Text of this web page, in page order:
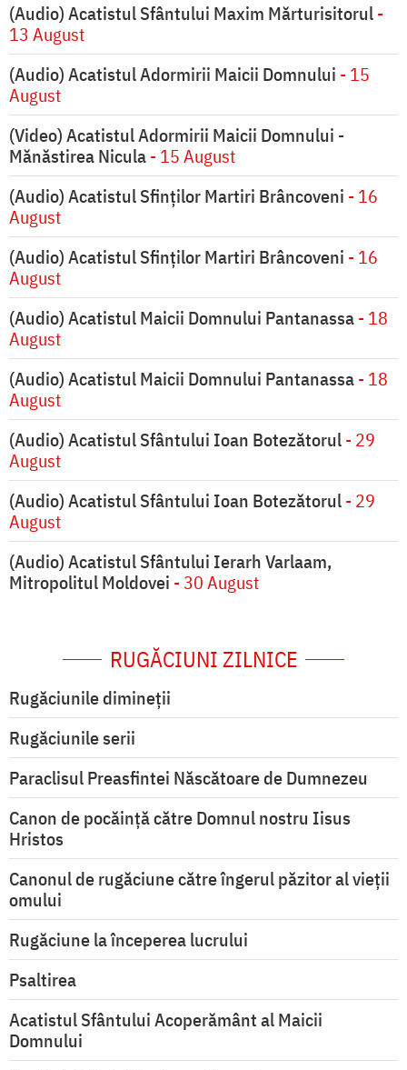
(Audio) Acatistul Sfântului Maxim Mărturisitorul-
13 August
(Audio) Acatistul Adormirii Maicii Domnului - 15
August
(Video) Acatistul Adormirii Maicii Domnului -
Mănăstirea Nicula- 15 August
(Audio) Acatistul Sfinților Martiri Brâncoveni - 16
August
(Audio) Acatistul Sfinților Martiri Brâncoveni - 16
August
(Audio) Acatistul Maicii Domnului Pantanassa- 18
August
(Audio) Acatistul Maicii Domnului Pantanassa- 18
August
(Audio) Acatistul Sfântului Ioan Botezătorul- 29
August
(Audio) Acatistul Sfântului Ioan Botezătorul- 29
August
(Audio) Acatistul Sfântului Ierarh Varlaam,
Mitropolitul Moldovei - 30 August
RUGĂCIUNI ZILNICE
Rugăciunile dimineții
Rugăciunile serii
Paraclisul Preasfintei Născătoare de Dumnezeu
Canon de pocăință către Domnul nostru Iisus
Hristos
Canonul de rugăciune către îngerul păzitor al vieții
omului
Rugăciune la începerea lucrului
Psaltirea
Acatistul Sfântului Acoperământ al Maicii
Domnului